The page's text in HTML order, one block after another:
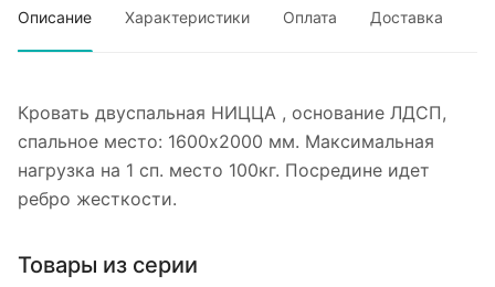
Описание Характеристики Оплата Доставка
Кровать двуспальная НИЦЦА , основание ЛДСП,
спальное место: 1600х2000 мм. Максимальная
нагрузка на 1 сп. место 100кг. Посредине идет
ребро жесткости.
Товары из серии